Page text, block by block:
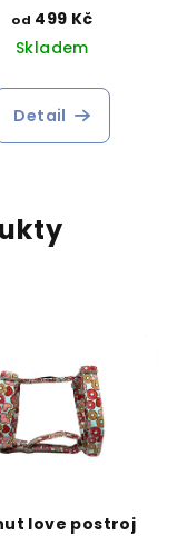
od 499 Kč
Skladem
Detail
love postroj